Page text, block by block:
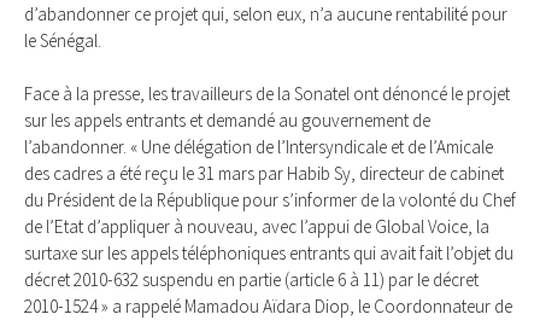
d’abandonner ce projet qui, selon eux, n’a aucune rentabilité pour
le Sénégal.
Face à la presse, les travailleurs de la Sonatel ont dénoncé le projet
sur les appels entrants et demandé au gouvernement de
l’abandonner. « Une délégation de l’Intersyndicale et de l’Amicale
des cadres a été reçu le 31 mars par Habib Sy, directeur de cabinet
du Président de la République pour s’informer de la volonté du Chef
de l’Etat d’appliquer à nouveau, avec l’appui de Global Voice, la
surtaxe sur les appels téléphoniques entrants qui avait fait l’objet du
décret 2010-632 suspendu en partie (article 6 à 11) par le décret
2010-1524 » a rappelé Mamadou Aïdara Diop, le Coordonnateur de